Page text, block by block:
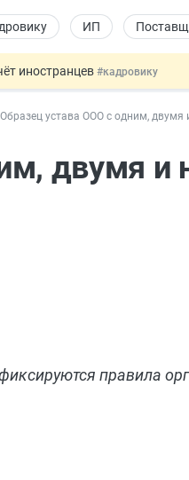
ИП
иностранцев #кадровику
отношений#кадровику
для обучения ИИ
Образец устава ООО с одним, двумя
двумя и
правила